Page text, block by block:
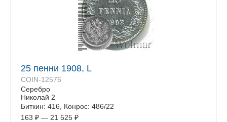
25 пенни 1908, L
COIN-12576
Серебро
Николай 2
Биткин: 416, Конрос: 486/22
163 ₽ — 21 525 ₽